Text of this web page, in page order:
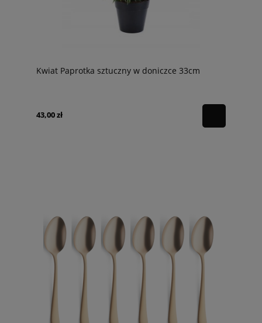
Kwiat Paprotka sztuczny w doniczce 33cm
43,00 zł